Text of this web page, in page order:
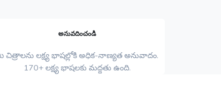
అనువదించండి
చిత్రాలను లక్ష్య భాషల్లోకి అధిక-నాణ్యత అనువాదం.
170+ లక్ష్య భాషలకు మద్దతు ఉంది.